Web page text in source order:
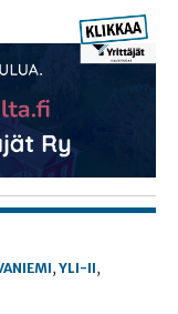
, YLI-II,